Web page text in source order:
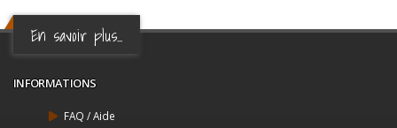
En savoir plus...
INFORMATIONS
FAQ / Aide